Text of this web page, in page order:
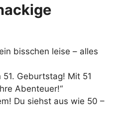
bisschen leise – alles
51. Geburtstag! Mit 51
Abenteuer!“
Du siehst aus wie 50 –